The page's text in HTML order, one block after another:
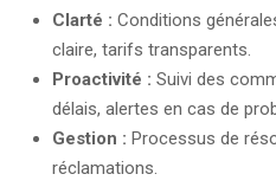
Clarté : Conditions
claire, tarifs transparents.
Proactivité : Suivi des
délais, alertes en cas de
Gestion : Processus de
réclamations.